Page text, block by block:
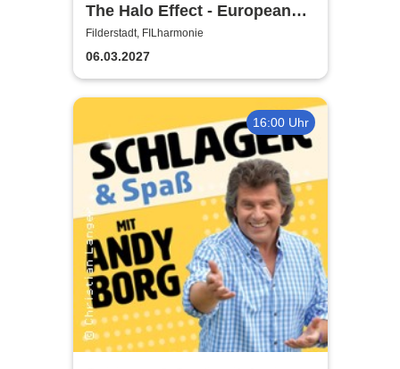
The Halo Effect - European
Tour 2027
Filderstadt, FILharmonie
06.03.2027
16:00 Uhr